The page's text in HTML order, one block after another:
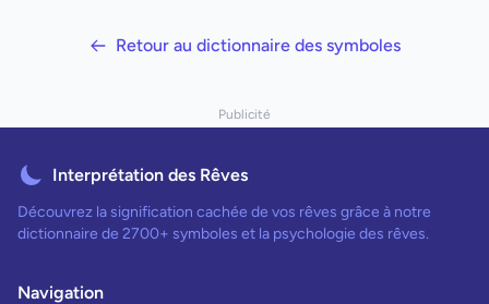
Retour au dictionnaire des symboles
Publicité
Interprétation des Rêves
Découvrez la signification cachée de vos rêves grâce à notre
dictionnaire de 2700+ symboles et la psychologie des rêves.
Navigation